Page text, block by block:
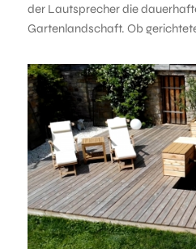
der Lautsprecher die
Gartenlandschaft. Ob